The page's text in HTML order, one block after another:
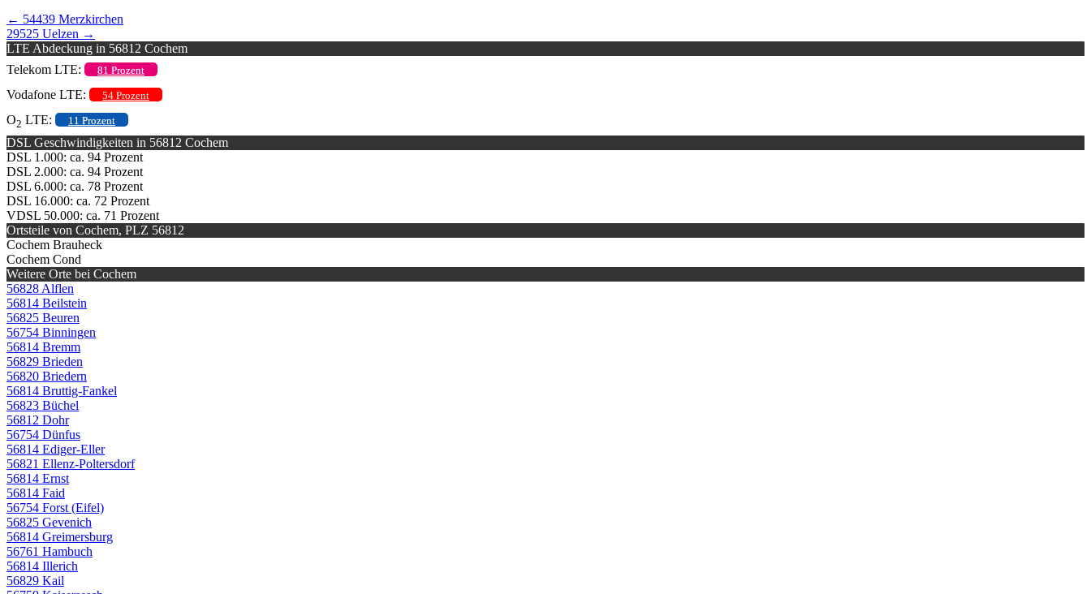
← 54439 Merzkirchen
29525 Uelzen →
LTE Abdeckung in 56812 Cochem
Telekom LTE:
81 Prozent
Vodafone LTE: 54 Prozent
O2 LTE: 11 Prozent
DSL Geschwindigkeiten in 56812 Cochem
DSL 1.000: ca. 94 Prozent
DSL 2.000: ca. 94 Prozent
DSL 6.000: ca. 78 Prozent
DSL 16.000: ca. 72 Prozent
VDSL 50.000: ca. 71 Prozent
Ortsteile von Cochem, PLZ 56812
Cochem Brauheck
Cochem Cond
Weitere Orte bei Cochem
56828 Alflen
56814 Beilstein
56825 Beuren
56754 Binningen
56814 Bremm
56829 Brieden
56820 Briedern
56814 Bruttig-Fankel
56823 Büchel
56812 Dohr
56754 Dünfus
56814 Ediger-Eller
56821 Ellenz-Poltersdorf
56814 Ernst
56814 Faid
56754 Forst (Eifel)
56825 Gevenich
56814 Greimersburg
56761 Hambuch
56814 Illerich
56829 Kail